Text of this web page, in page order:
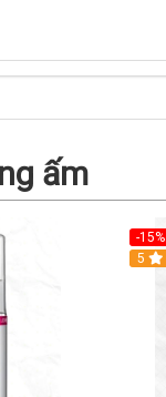
ấm
-15%
5